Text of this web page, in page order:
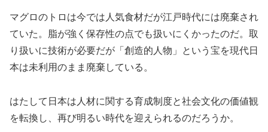
マグロのトロは今では人気食材だが江戸時代には廃棄され
ていた。脂が強く保存性の点でも扱いにくかったのだ。取
り扱いに技術が必要だが「創造的人物」という宝を現代日
本は未利用のまま廃棄している。
はたして日本は人材に関する育成制度と社会文化の価値観
を転換し、再び明るい時代を迎えられるのだろうか。